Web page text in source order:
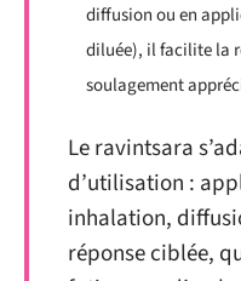
diffusion ou en
diluée), il facilite la
soulagement
Le ravintsara
d’utilisation :
inhalation,
réponse ciblée,